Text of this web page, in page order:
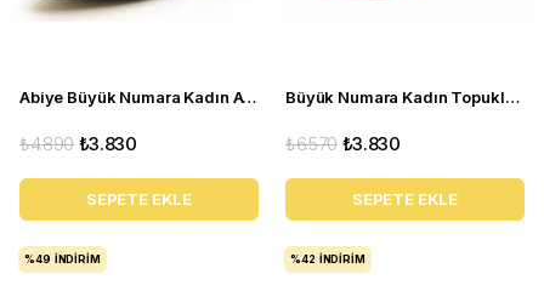
Abiye Büyük Numara Kadın Ayakkabı 1952 Siyah
₺3.830
₺4.890
SEPETE EKLE
Büyük Numara Kadın Topuklu Ayakkabı KDR14476 Fusya
₺3.830
₺6.570
SEPETE EKLE
%49 İNDIRIM %42 İNDIRIM